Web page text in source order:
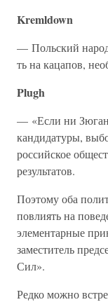
Kremldown
— Польский
ть на кацапов,
Plugh
— «Если ни
кандидатуры,
российское
результатов.
Поэтому оба
повлиять на
элементарные
заместитель
Сил».
Редко можно